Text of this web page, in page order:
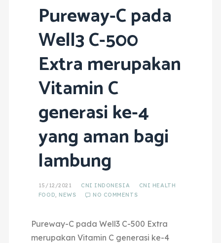
Pureway-C pada
Well3 C-500
Extra merupakan
Vitamin C
generasi ke-4
yang aman bagi
lambung
15/12/2021 CNI INDONESIA
CNI HEALTH
FOOD
NEWS NO COMMENTS
Pureway-C pada Well3 C-500 Extra
merupakan Vitamin C generasi ke-4